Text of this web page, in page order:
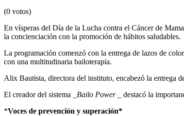
(0 votos)
En vísperas del Día de la Lucha contra el Cáncer de
la concienciación con la promoción de hábitos saludables.
La programación comenzó con la entrega de lazos de
con una multitudinaria bailoterapia.
Alix Bautista, directora del instituto, encabezó la entrega
El creador del sistema _ Bailo Power_ destacó la
*Voces de prevención y superación*